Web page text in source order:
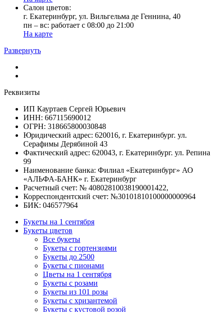
Cалон цветов:
г. Екатеринбург, ул. Вильгельма де Геннина, 40
пн – вс: работает с 08:00 до 21:00
На карте
Развернуть
Реквизиты
ИП Кауртаев Сергей Юрьевич
ИНН: 667115690012
ОГРН: 318665800030848
Юридический адрес: 620016, г. Екатеринбург. ул.
Серафимы Дерябиной 43
Фактический адрес: 620043, г. Екатеринбург. ул. Репина
99
Наименование банка: Филиал «Екатеринбург» АО
«АЛЬФА-БАНК» г. Екатеринбург
Расчетный счет: № 40802810038190001422,
Корреспондентский счет: №30101810100000000964
БИК: 046577964
Букеты на 1 сентября
Букеты цветов
Все букеты
Букеты с гортензиями
Букеты до 2500
Букеты с пионами
Цветы на 1 сентября
Букеты с розами
Букеты из 101 розы
Букеты с хризантемой
Букеты с кустовой розой